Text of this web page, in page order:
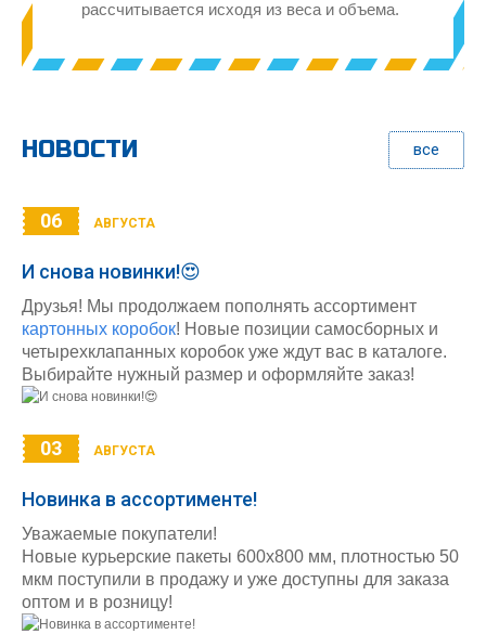
рассчитывается исходя из веса и объема.
НОВОСТИ все
06 АВГУСТА
И снова новинки!😍
Друзья! Мы продолжаем пополнять ассортимент
картонных коробок! Новые позиции самосборных и
четырехклапанных коробок уже ждут вас в каталоге.
Выбирайте нужный размер и оформляйте заказ!
03 АВГУСТА
Новинка в ассортименте!
Уважаемые покупатели!
Новые курьерские пакеты 600х800 мм, плотностью 50
мкм поступили в продажу и уже доступны для заказа
оптом и в розницу!